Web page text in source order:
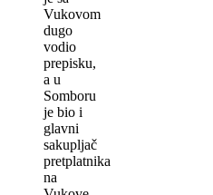
Vukovom
dugo
vodio
prepisku,
a u
Somboru
je bio i
glavni
sakuplјač
pretplatnika
na